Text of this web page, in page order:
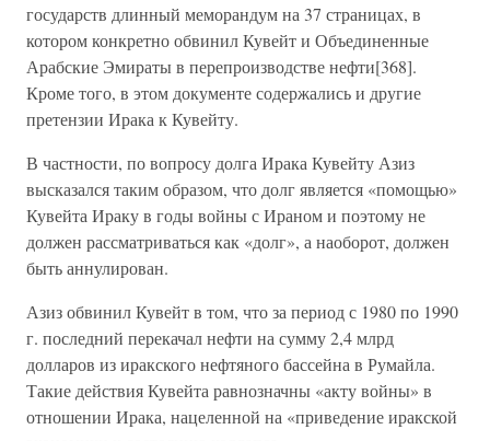
государств длинный меморандум на 37 страницах, в
котором конкретно обвинил Кувейт и Объединенные
Арабские Эмираты в перепроизводстве нефти[368].
Кроме того, в этом документе содержались и другие
претензии Ирака к Кувейту.
В частности, по вопросу долга Ирака Кувейту Азиз
высказался таким образом, что долг является «помощью»
Кувейта Ираку в годы войны с Ираном и поэтому не
должен рассматриваться как «долг», а наоборот, должен
быть аннулирован.
Азиз обвинил Кувейт в том, что за период с 1980 по 1990
г. последний перекачал нефти на сумму 2,4 млрд
долларов из иракского нефтяного бассейна в Румайла.
Такие действия Кувейта равнозначны «акту войны» в
отношении Ирака, нацеленной на «приведение иракской